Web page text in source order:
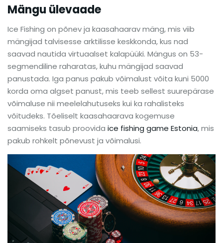
Mängu ülevaade
Ice Fishing on põnev ja kaasahaarav mäng, mis viib
mängijad talvisesse arktilisse keskkonda, kus nad
saavad nautida virtuaalset kalapüüki. Mängus on 53-
segmendiline raharatas, kuhu mängijad saavad
panustada. Iga panus pakub võimalust võita kuni 5000
korda oma algset panust, mis teeb sellest suurepärase
võimaluse nii meelelahutuseks kui ka rahalisteks
võitudeks. Tõeliselt kaasahaarava kogemuse
saamiseks tasub proovida ice fishing game Estonia, mis
pakub rohkelt põnevust ja võimalusi.